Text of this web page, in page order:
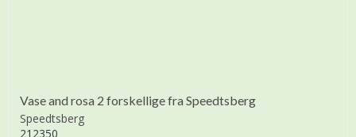
Vase and rosa 2 forskellige fra Speedtsberg
Speedtsberg
212350